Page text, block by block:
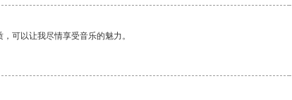
可以让我尽情享受音乐的魅力。